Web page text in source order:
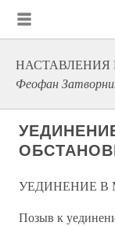
Феофан
УЕДИНЕНИЕ В
Позыв к